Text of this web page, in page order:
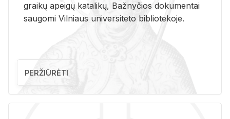
graikų apeigų katalikų, Bažnyčios dokumentai
saugomi Vilniaus universiteto bibliotekoje.
PERŽIŪRĖTI